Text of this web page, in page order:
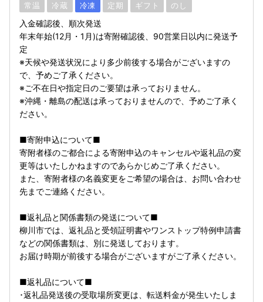
常温 冷蔵 冷凍 定期 ギフト のし
入金確認後、順次発送
年末年始(12月・1月)は寄附確認後、90営業日以内に発送予
定
※天候や発送状況により多少前後する場合がございますの
で、予めご了承ください。
※ご不在日や指定日のご要望は承っておりません。
※沖縄・離島の配送は承っておりませんので、予めご了承く
ださい。
■寄附申込について■
寄附者様のご都合による寄附申込のキャンセルや返礼品の変
更等はいたしかねますのであらかじめご了承ください。
また、寄附者様の名義変更をご希望の場合は、お問い合わせ
先までご連絡ください。
■返礼品と関係書類の発送について■
柳川市では、返礼品と受領証明書やワンストップ特例申請書
などの関係書類は、別に発送しております。
お届け時期が前後する場合がございますがご了承ください。
■返礼品について■
･返礼品発送後の受取場所変更は、転送料金が発生いたしま